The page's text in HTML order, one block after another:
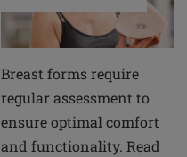
Breast forms require
regular assessment to
ensure optimal comfort
and functionality. Read